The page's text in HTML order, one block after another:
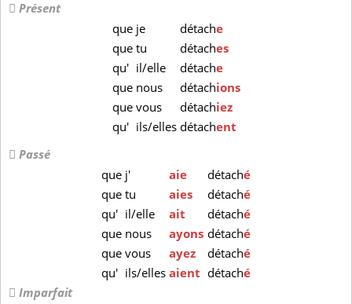
Présent
que je détache
que tu détaches
qu' il/elle détache
que nous détachions
que vous détachiez
qu' ils/elles détachent
Passé
que j' aie détaché
quetu aies détaché
qu' il/elle ait détaché
que nous ayons détaché
quevous ayez détaché
qu' ils/ellesaient détaché
Imparfait